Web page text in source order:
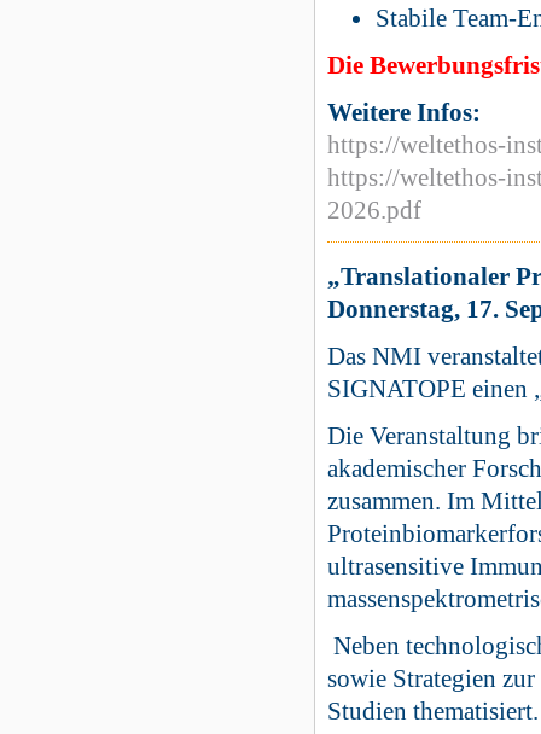
Stabile Team-
Die
Weitere Infos:
https://weltethos-
https://weltethos-
2026.pdf
„Translationaler
Donnerstag, 17.
Das NMI
SIGNATOPE einen
Die Veranstaltung
akademischer
zusammen. Im
ultrasensitive
Neben
sowie Strategien
Studien